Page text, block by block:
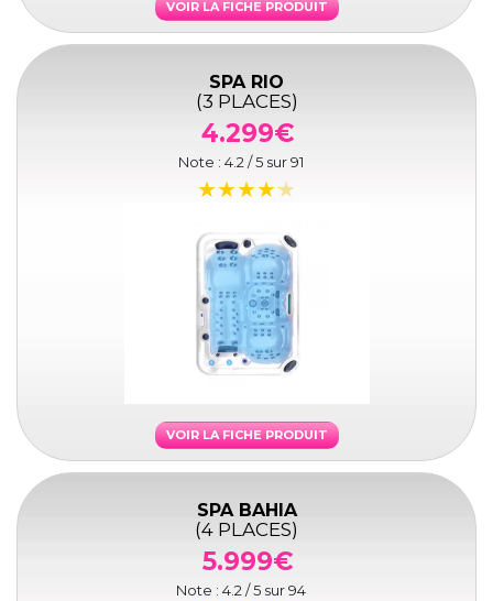
VOIR LA FICHE PRODUIT
SPA RIO
(3 PLACES)
4.299€
Note : 4.2 / 5 sur91
VOIR LA FICHE PRODUIT
SPA BAHIA
(4 PLACES)
5.999€
Note : 4.2 / 5 sur94